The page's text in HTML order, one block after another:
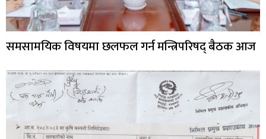
समसामयिक विषयमा छलफल गर्न मन्त्रिपरिषद् बैठक आज